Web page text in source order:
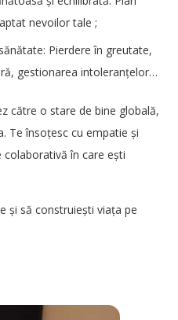
nevoilor tale ;
Pierdere în greutate,
gestionarea intoleranțelor…
către o stare de bine globală,
Te însoțesc cu empatie și
în care ești
și să construiești viața pe